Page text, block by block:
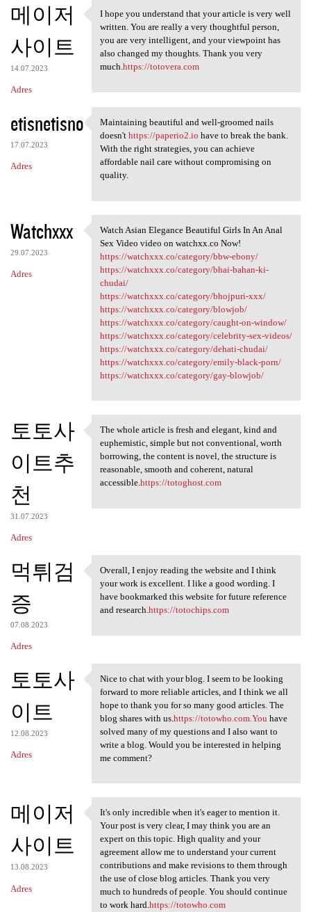
메이저
사이트
14.07.2023
Adres
I hope you understand that
I hope you understand that your article is very well
written. You are really a very thoughtful person,
you are very intelligent, and your viewpoint has
also changed my thoughts. Thank you very
much.https://totovera.com
etisnetisno
17.07.2023
Adres
Maintaining beautiful and
Maintaining beautiful and well-groomed nails
doesn't https://paperio2.io have to break the bank.
With the right strategies, you can achieve
affordable nail care without compromising on
quality.
Watchxxx
29.07.2023
Adres
Watch Asian Elegance
Watch Asian Elegance Beautiful Girls In An Anal
Sex Video video on watchxx.co Now!
https://watchxxx.co/category/bbw-ebony/
https://watchxxx.co/category/bhai-bahan-ki-
chudai/
https://watchxxx.co/category/bhojpuri-xxx/
https://watchxxx.co/category/blowjob/
https://watchxxx.co/category/caught-on-window/
https://watchxxx.co/category/celebrity-sex-videos/
https://watchxxx.co/category/dehati-chudai/
https://watchxxx.co/category/emily-black-porn/
https://watchxxx.co/category/gay-blowjob/
토토사
이트추
천
31.07.2023
Adres
The whole article is fresh
The whole article is fresh and elegant, kind and
euphemistic, simple but not conventional, worth
borrowing, the content is novel, the structure is
reasonable, smooth and coherent, natural
accessible.https://totoghost.com
먹튀검
증
07.08.2023
Adres
Overall, I enjoy reading the
Overall, I enjoy reading the website and I think
your work is excellent. I like a good wording. I
have bookmarked this website for future reference
and research.https://totochips.com
토토사
이트
12.08.2023
Adres
Nice to chat with your blog.
Nice to chat with your blog. I seem to be looking
forward to more reliable articles, and I think we all
hope to thank you for so many good articles. The
blog shares with us. https://totowho.com.You have
solved many of my questions and I also want to
write a blog. Would you be interested in helping
me comment?
메이저
사이트
13.08.2023
Adres
It's only incredible when it
It's only incredible when it's eager to mention it.
Your post is very clear, I may think you are an
expert on this topic. High quality and your
agreement allow me to understand your current
contributions and make revisions to them through
the use of close blog articles. Thank you very
much to hundreds of people. You should continue
to work hard.https://totowho.com